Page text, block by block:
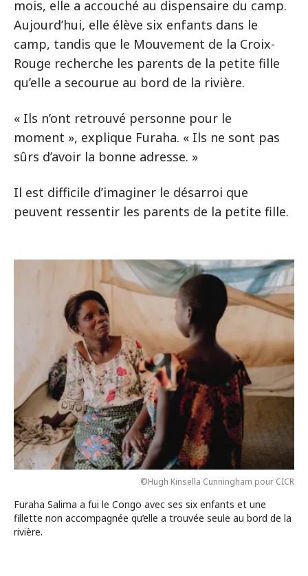
mois, elle a accouché au dispensaire du camp.
Aujourd’hui, elle élève six enfants dans le
camp, tandis que le Mouvement de la Croix-
Rouge recherche les parents de la petite fille
qu’elle a secourue au bord de la rivière.
« Ils n’ont retrouvé personne pour le
moment », explique Furaha. « Ils ne sont pas
sûrs d’avoir la bonne adresse. »
Il est difficile d’imaginer le désarroi que
peuvent ressentir les parents de la petite fille.
©Hugh Kinsella Cunningham pour CICR
Furaha Salima a fui le Congo avec ses six enfants et une
fillette non accompagnée qu’elle a trouvée seule au bord de la
rivière.